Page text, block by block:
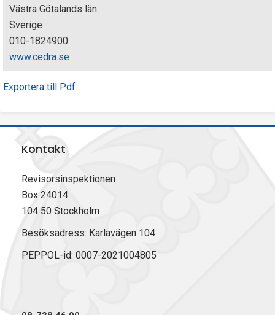
Västra Götalands län
Sverige
010-1824900
www.cedra.se
Exportera till Pdf
Kontakt
Revisorsinspektionen
Box 24014
104 50 Stockholm
Besöksadress: Karlavägen 104
PEPPOL-id: 0007-2021004805